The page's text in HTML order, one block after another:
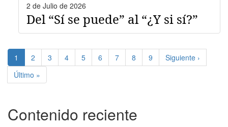
2 de Julio de 2026
Del “Sí se puede” al “¿Y si sí?”
Paginación
Página
actual
1 Page
2 Page
3 Page
4 Page
5 Page
6 Page
7 Page
8 Page
9
Siguiente
página
Siguiente ›
Última
página
Último »
Contenido reciente